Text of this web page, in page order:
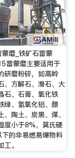
磨_铁矿石雷蒙
雷蒙磨主要适用于
研磨粉碎，如高岭
、方解石、滑石、大
石、石膏、氧化铁
绿、氢氧化铝、颜
、陶土、炭黑、煤、
度小于8%，莫氏硬
的非易燃易爆物料
。